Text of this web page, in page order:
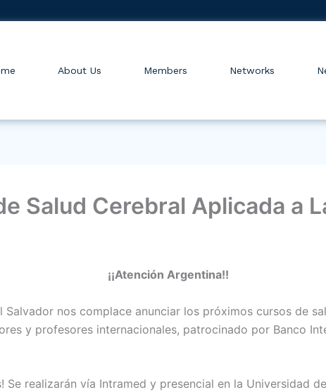
About Us Members Networks
Salud Cerebral Aplicada a
¡¡Atención Argentina!!
nos complace anunciar los próximos cursos de
y profesores internacionales, patrocinado por Banco
Se realizarán vía Intramed y presencial en la Universidad